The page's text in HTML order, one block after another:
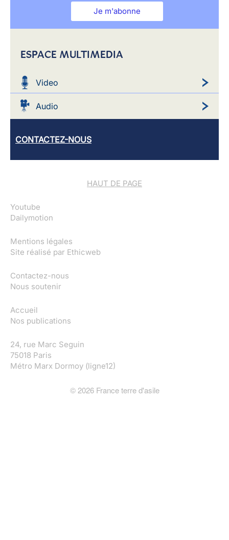
Je m'abonne
ESPACE MULTIMEDIA
Video
Audio
CONTACTEZ-NOUS
HAUT DE PAGE
Youtube
Dailymotion
Mentions légales
Site réalisé par Ethicweb
Contactez-nous
Nous soutenir
Accueil
Nos publications
24, rue Marc Seguin
75018 Paris
Métro Marx Dormoy (ligne12)
©2026France terre d'asile